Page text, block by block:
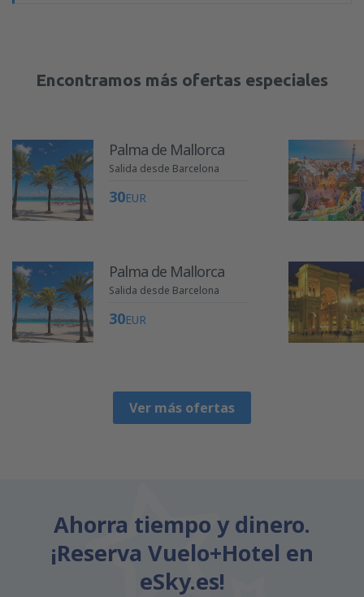
Encontramos más ofertas especiales
Palma de Mallorca
Salida desde Barcelona
30EUR
Palma de Mallorca
Salida desde Barcelona
30EUR
Ver más ofertas
Ahorra tiempo y dinero.
¡Reserva Vuelo+Hotel en
eSky.es!